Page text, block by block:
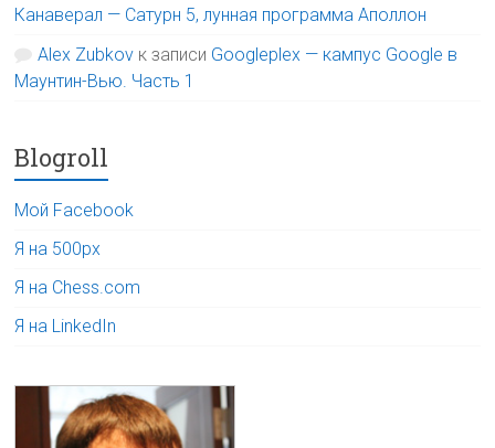
Канаверал — Сатурн 5, лунная программа Аполлон
Alex Zubkov к записи Googleplex — кампус Google в
Маунтин-Вью. Часть 1
Blogroll
Мой Facebook
Я на 500px
Я на Chess.com
Я на LinkedIn